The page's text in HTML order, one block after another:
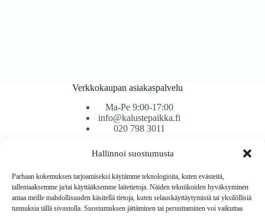
Hallinnoi suostumusta
Parhaan kokemuksen tarjoamiseksi käytämme teknologioita, kuten evästeitä,
tallentaaksemme ja/tai käyttääksemme laitetietoja. Näiden tekniikoiden hyväksyminen
antaa meille mahdollisuuden käsitellä tietoja, kuten selauskäyttäytymistä tai yksilöllisiä
tunnuksia tällä sivustolla. Suostumuksen jättäminen tai peruuttaminen voi vaikuttaa
Verkkokaupan asiakaspalvelu
Ma-Pe 9:00-17:00
info@kalustepaikka.fi
020 798 3011
Tavarantoimitus / Maksutavat
Toimitustavat
Maksutavat
Vaihto ja palautus
Reklamaatiot